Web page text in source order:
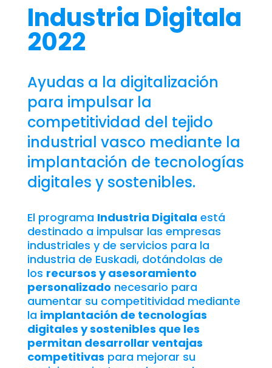
Industria Digitala
2022
Ayudas a la digitalización
para impulsar la
competitividad del tejido
industrial vasco mediante la
implantación de tecnologías
digitales y sostenibles.
El programa Industria Digitala está
destinado a impulsar las empresas
industriales y de servicios para la
industria de Euskadi, dotándolas de
los recursos y asesoramiento
personalizado necesario para
aumentar su competitividad mediante
la implantación de tecnologías
digitales y sostenibles que les
permitan desarrollar ventajas
competitivas para mejorar su